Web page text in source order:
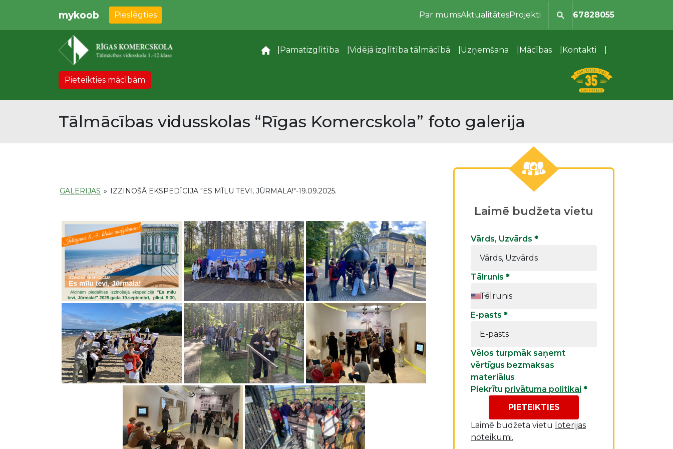
mykoob Pieslēgties Par mumsAktualitātesProjekti 67828055
– Pamatizglītība Vidējā izglītība tālmācībā Uzņemšana Mācības Kontakti
Pieteikties mācībām
Tālmācības vidusskolas “Rīgas Komercskola” foto galerija
GALERIJAS » IZZINOŠĀ EKSPEDĪCIJA "ES MĪLU TEVI, JŪRMALA!"-19.09.2025.
Laimē budžeta vietu
Vārds, Uzvārds *
Tālrunis *
E-pasts *
Vēlos turpmāk saņemt
vērtīgus bezmaksas
materiālus
Piekrītu privātuma politikai *
PIETEIKTIES
Laimē budžeta vietu loterijas
noteikumi.